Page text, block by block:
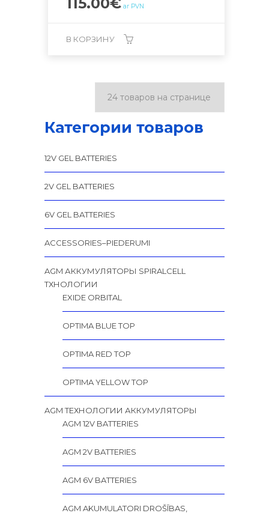
ar PVN
В КОРЗИНУ
Категории товаров
12V GEL BATTERIES
2V GEL BATTERIES
6V GEL BATTERIES
ACCESSORIES–PIEDERUMI
AGM АККУМУЛЯТОРЫ SPIRALCELL
TХНОЛОГИИ
EXIDE ORBITAL
OPTIMA BLUE TOP
OPTIMA RED TOP
OPTIMA YELLOW TOP
AGM ТЕХНОЛОГИИ АККУМУЛЯТОРЫ
AGM 12V BATTERIES
AGM 2V BATTERIES
AGM 6V BATTERIES
AGM AKUMULATORI DROŠĪBAS,